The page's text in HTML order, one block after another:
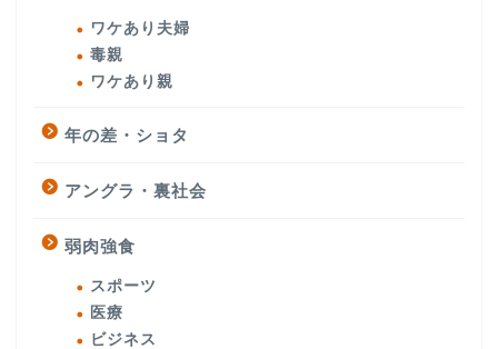
ワケあり夫婦
毒親
ワケあり親
年の差・ショタ
アングラ・裏社会
弱肉強食
スポーツ
医療
ビジネス